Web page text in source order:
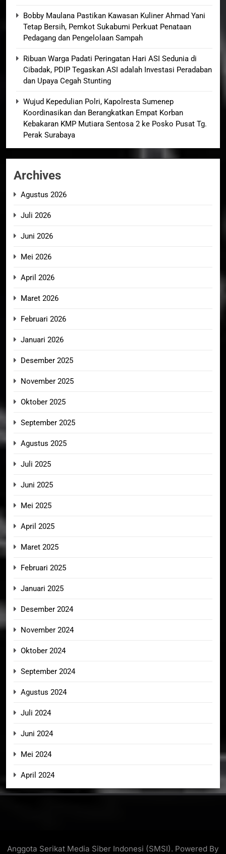
Bobby Maulana Pastikan Kawasan Kuliner Ahmad Yani
Tetap Bersih, Pemkot Sukabumi Perkuat Penataan
Pedagang dan Pengelolaan Sampah
Ribuan Warga Padati Peringatan Hari ASI Sedunia di
Cibadak, PDIP Tegaskan ASI adalah Investasi Peradaban
dan Upaya Cegah Stunting
Wujud Kepedulian Polri, Kapolresta Sumenep
Koordinasikan dan Berangkatkan Empat Korban
Kebakaran KMP Mutiara Sentosa 2 ke Posko Pusat Tg.
Perak Surabaya
Archives
Agustus 2026
Juli 2026
Juni 2026
Mei 2026
April 2026
Maret 2026
Februari 2026
Januari 2026
Desember 2025
November 2025
Oktober 2025
September 2025
Agustus 2025
Juli 2025
Juni 2025
Mei 2025
April 2025
Maret 2025
Februari 2025
Januari 2025
Desember 2024
November 2024
Oktober 2024
September 2024
Agustus 2024
Juli 2024
Juni 2024
Mei 2024
April 2024
Anggota Serikat Media Siber Indonesi (SMSI). Powered By